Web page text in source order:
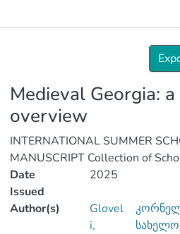
Details
Medieval Georgia:
overview
INTERNATIONAL SUMMER
MANUSCRIPT Collection of
Date
Issued
2025
Author(s)
Glovel
i,